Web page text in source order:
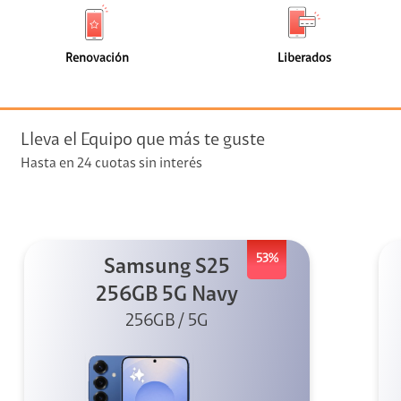
+ Telefonía
streaming
de
faceta
Renovación
(0)
faceta
Liberados
Lleva el Equipo que más te guste
Hasta en 24 cuotas sin interés
53%
Samsung S25
256GB 5G Navy
256GB / 5G